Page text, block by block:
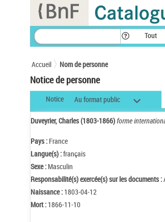
Tout
Accueil Nom de personne
Notice de personne
Notice Au format public
Duveyrier, Charles (1803-1866)forme
Pays : France
Langue(s) :français
Sexe : Masculin
Responsabilité(s) exercée(s) sur les documents :
Naissance : 1803-04-12
Mort : 1866-11-10
Panneau de gestion des cookies